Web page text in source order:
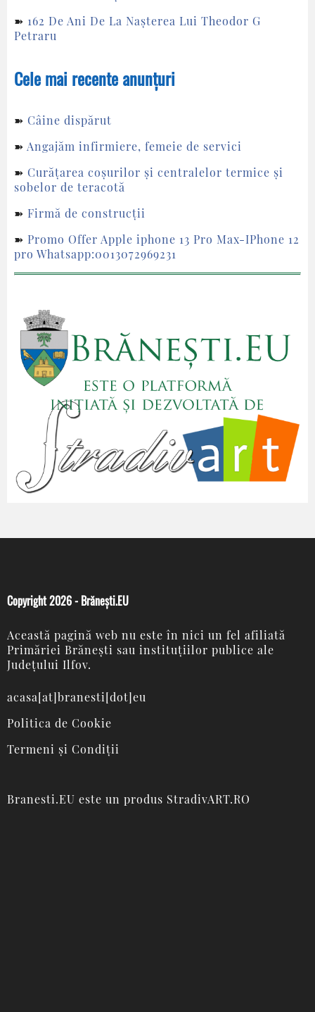
➽ 162 De Ani De La Nașterea Lui Theodor G
Petraru
Cele mai recente anunțuri
➽ Câine dispărut
➽ Angajăm infirmiere, femeie de servici
➽ Curățarea coșurilor și centralelor termice și
sobelor de teracotă
➽ Firmă de construcții
➽ Promo Offer Apple iphone 13 Pro Max-IPhone 12
pro Whatsapp:0013072969231
Copyright 2026 - Brănești.EU
Această pagină web nu este în nici un fel afiliată
Primăriei Brănești sau instituțiilor publice ale
Județului Ilfov.
acasa[at]branesti[dot]eu
Politica de Cookie
Termeni și Condiții
Branesti.EU este un produs StradivART.RO